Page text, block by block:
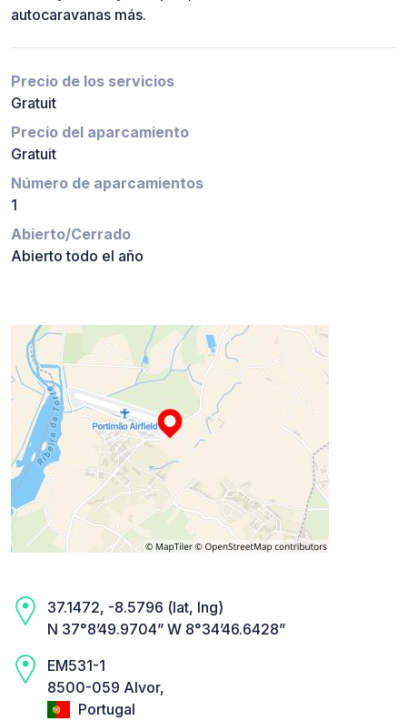
autocaravanas más.
Precio de los servicios
Gratuit
Precio del aparcamiento
Gratuit
Número de aparcamientos
1
Abierto/Cerrado
Abierto todo el año
37.1472, -8.5796 (lat, lng)
N 37°8’49.9704” W 8°34’46.6428”
EM531-1
8500-059 Alvor,
Portugal